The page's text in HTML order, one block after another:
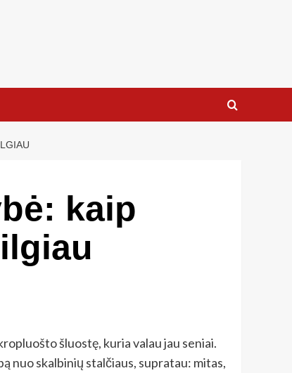
kaip
šluostę, kuria valau jau seniai.
nuo skalbinių stalčiaus, supratau: mitas,